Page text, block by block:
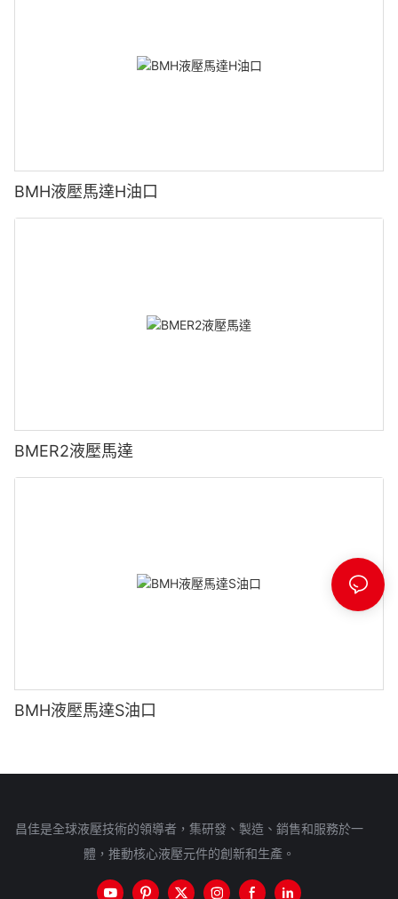
BMH液壓馬達H油口
BMER2液壓馬達
BMH液壓馬達S油口
昌佳是全球液壓技術的領導者，集研發、製造、銷售和服務於一
體，推動核心液壓元件的創新和生產。